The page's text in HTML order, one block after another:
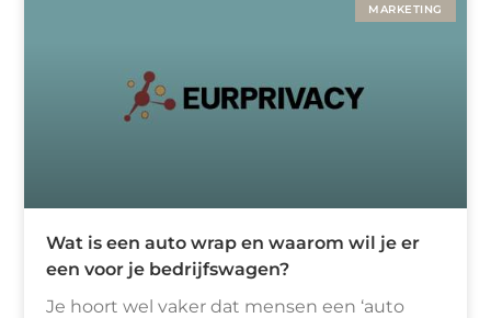
MARKETING
Wat is een auto wrap en waarom wil je er
een voor je bedrijfswagen?
Je hoort wel vaker dat mensen een ‘auto